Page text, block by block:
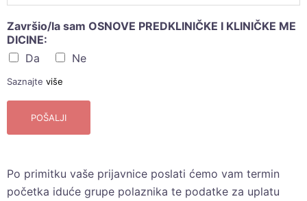
Završio/la sam OSNOVE PREDKLINIČKE I KLINIČKE ME
DICINE:
Da
Ne
Saznajte više
POŠALJI
Po primitku vaše prijavnice poslati ćemo vam termin
početka iduće grupe polaznika te podatke za uplatu